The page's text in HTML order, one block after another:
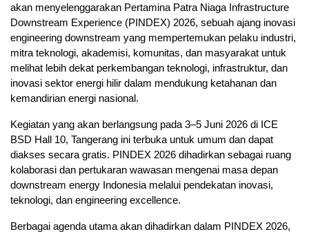
akan menyelenggarakan Pertamina Patra Niaga Infrastructure
Downstream Experience (PINDEX) 2026, sebuah ajang inovasi
engineering downstream yang mempertemukan pelaku industri,
mitra teknologi, akademisi, komunitas, dan masyarakat untuk
melihat lebih dekat perkembangan teknologi, infrastruktur, dan
inovasi sektor energi hilir dalam mendukung ketahanan dan
kemandirian energi nasional.
Kegiatan yang akan berlangsung pada 3–5 Juni 2026 di ICE
BSD Hall 10, Tangerang ini terbuka untuk umum dan dapat
diakses secara gratis. PINDEX 2026 dihadirkan sebagai ruang
kolaborasi dan pertukaran wawasan mengenai masa depan
downstream energy Indonesia melalui pendekatan inovasi,
teknologi, dan engineering excellence.
Berbagai agenda utama akan dihadirkan dalam PINDEX 2026,